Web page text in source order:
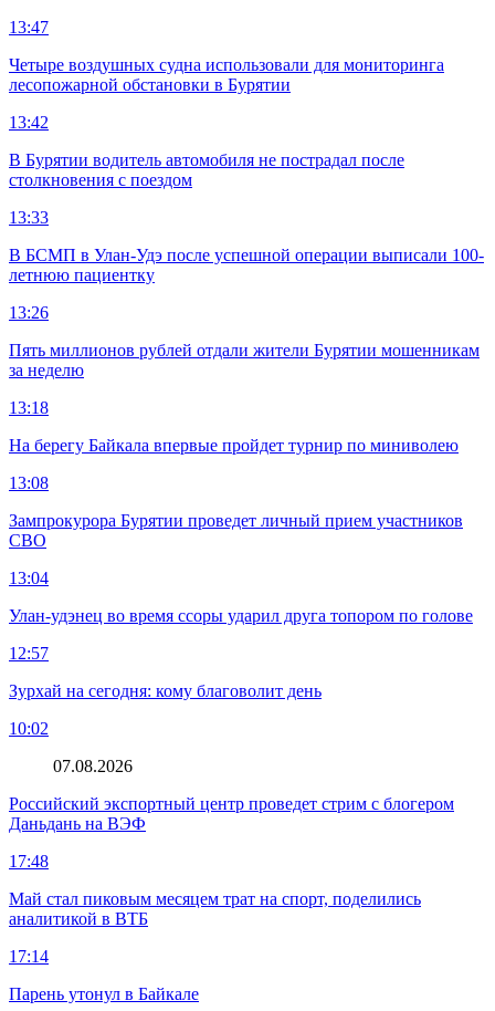
13:47
Четыре воздушных судна использовали для мониторинга
лесопожарной обстановки в Бурятии
13:42
В Бурятии водитель автомобиля не пострадал после
столкновения с поездом
13:33
В БСМП в Улан-Удэ после успешной операции выписали 100-
летнюю пациентку
13:26
Пять миллионов рублей отдали жители Бурятии мошенникам
за неделю
13:18
На берегу Байкала впервые пройдет турнир по миниволею
13:08
Зампрокурора Бурятии проведет личный прием участников
СВО
13:04
Улан-удэнец во время ссоры ударил друга топором по голове
12:57
Зурхай на сегодня: кому благоволит день
10:02
07.08.2026
Российский экспортный центр проведет стрим с блогером
Даньдань на ВЭФ
17:48
Май стал пиковым месяцем трат на спорт, поделились
аналитикой в ВТБ
17:14
Парень утонул в Байкале